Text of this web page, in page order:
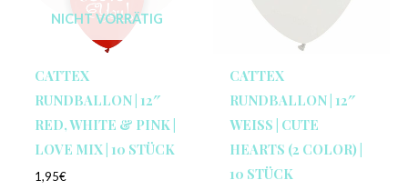
NICHT VORRÄTIG
CATTEX
RUNDBALLON | 12″
RED, WHITE & PINK |
LOVE MIX | 10 STÜCK
1,95€
CATTEX
RUNDBALLON | 12″
WEISS | CUTE H
EARTS (2 COLOR) | 1
0 STÜCK